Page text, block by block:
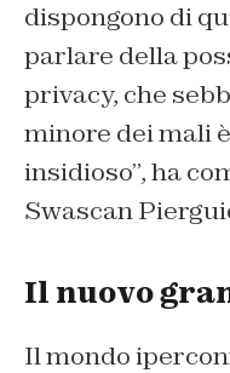
dispongono di
parlare della
privacy, che
minore dei mali
insidioso”, ha
Swascan
Il nuovo
Il mondo